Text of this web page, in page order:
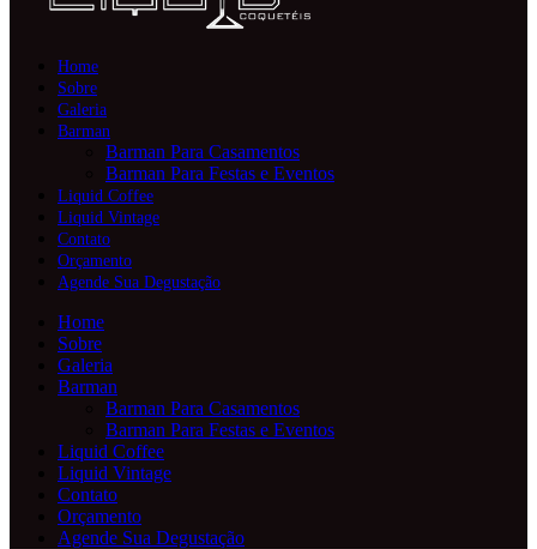
Home
Sobre
Galeria
Barman
Barman Para Casamentos
Barman Para Festas e Eventos
Liquid Coffee
Liquid Vintage
Contato
Orçamento
Agende Sua Degustação
Home
Sobre
Galeria
Barman
Barman Para Casamentos
Barman Para Festas e Eventos
Liquid Coffee
Liquid Vintage
Contato
Orçamento
Agende Sua Degustação